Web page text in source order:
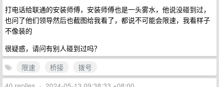
打电话给联通的安装师傅，安装师傅也是一头雾水，他说没碰到过，
也问了他们领导然后也截图给我看了，都说不可能会限速，我看样子
不像装的
很疑惑，请问有别人碰到过吗？
限速
桥接
拨号